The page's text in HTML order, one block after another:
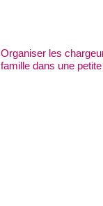
Organiser les
famille dans une